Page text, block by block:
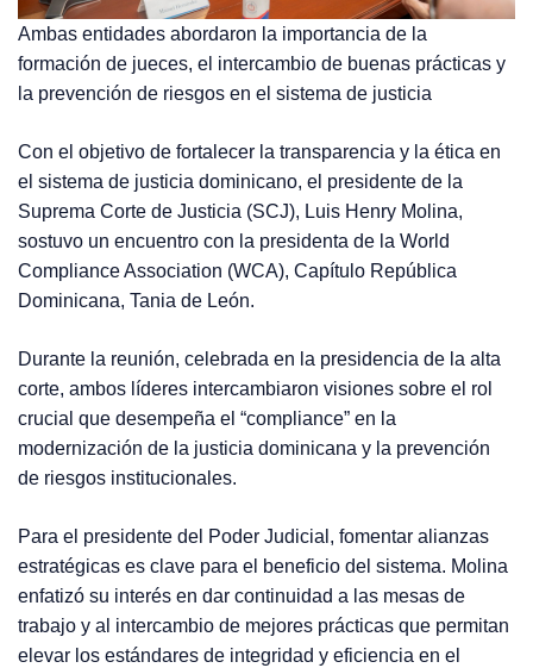
Ambas entidades abordaron la importancia de la
formación de jueces, el intercambio de buenas prácticas y
la prevención de riesgos en el sistema de justicia
Con el objetivo de fortalecer la transparencia y la ética en
el sistema de justicia dominicano, el presidente de la
Suprema Corte de Justicia (SCJ), Luis Henry Molina,
sostuvo un encuentro con la presidenta de la World
Compliance Association (WCA), Capítulo República
Dominicana, Tania de León.
Durante la reunión, celebrada en la presidencia de la alta
corte, ambos líderes intercambiaron visiones sobre el rol
crucial que desempeña el “compliance” en la
modernización de la justicia dominicana y la prevención
de riesgos institucionales.
Para el presidente del Poder Judicial, fomentar alianzas
estratégicas es clave para el beneficio del sistema. Molina
enfatizó su interés en dar continuidad a las mesas de
trabajo y al intercambio de mejores prácticas que permitan
elevar los estándares de integridad y eficiencia en el